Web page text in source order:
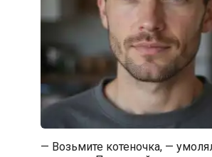
— Возьмите котеночка, —